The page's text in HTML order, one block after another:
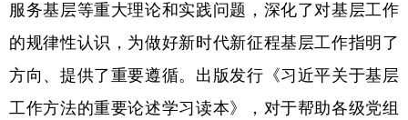
地方频道
服务基层等重大理论和实践问题，深化了对基层工作
的规律性认识，为做好新时代新征程基层工作指明了
方向、提供了重要遵循。出版发行《习近平关于基层
工作方法的重要论述学习读本》，对于帮助各级党组